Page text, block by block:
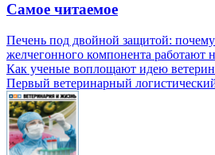
Самое читаемое
Печень под двойной защитой: почему
желчегонного компонента работают
Как ученые воплощают идею
Первый ветеринарный